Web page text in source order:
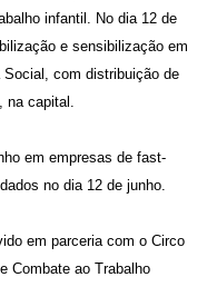
infantil. No dia 12 de
e sensibilização em
com distribuição de
na capital.
em empresas de fast-
no dia 12 de junho.
em parceria com o Circo
Combate ao Trabalho